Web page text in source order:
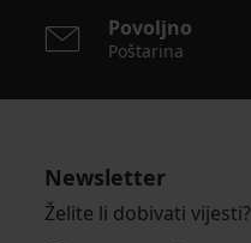
Povoljno
Poštarina
Newsletter
Želite li dobivati vijesti?